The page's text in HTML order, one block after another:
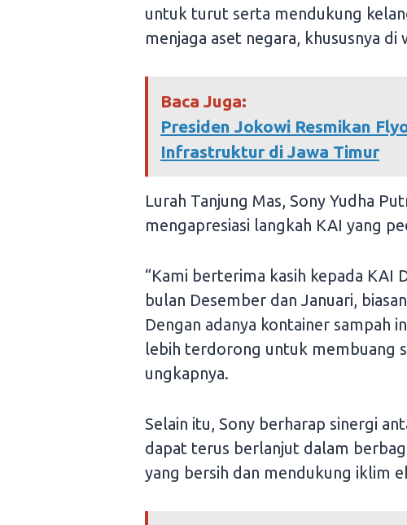
untuk turut serta mendukung
menjaga aset negara, khususnya di
Baca Juga:
Presiden Jokowi Resmikan
Infrastruktur di Jawa Timur
Lurah Tanjung Mas, Sony Yudha
mengapresiasi langkah KAI yang
“Kami berterima kasih kepada KAI
bulan Desember dan Januari,
Dengan adanya kontainer sampah
lebih terdorong untuk membuang
ungkapnya.
Selain itu, Sony berharap sinergi
dapat terus berlanjut dalam
yang bersih dan mendukung iklim